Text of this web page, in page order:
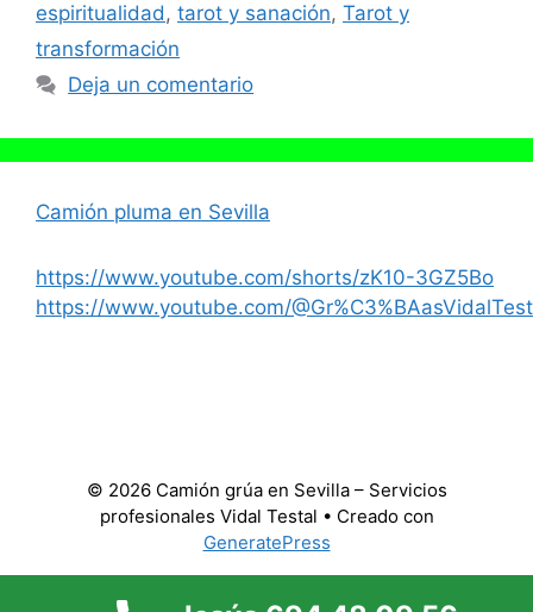
espiritualidad, tarot y sanación, Tarot y
transformación
Deja un comentario
Camión pluma en Sevilla
https://www.youtube.com/shorts/zK10-3GZ5Bo
https://www.youtube.com/
© 2026 Camión grúa en Sevilla – Servicios
profesionales Vidal Testal • Creado con
GeneratePress